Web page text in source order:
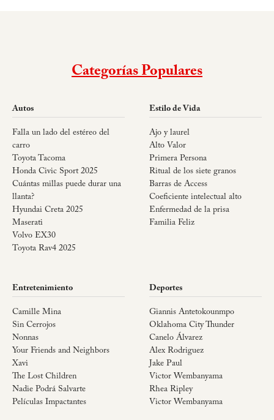
Categorías Populares
Autos
Falla un lado del estéreo del
carro
Toyota Tacoma
Honda Civic Sport 2025
Cuántas millas puede durar una
llanta?
Hyundai Creta 2025
Maserati
Volvo EX30
Toyota Rav4 2025
Estilo de Vida
Ajo y laurel
Alto Valor
Primera Persona
Ritual de los siete granos
Barras de Access
Coeficiente intelectual alto
Enfermedad de la prisa
Familia Feliz
Entretenimiento
Camille Mina
Sin Cerrojos
Nonnas
Your Friends and Neighbors
Xavi
The Lost Children
Nadie Podrá Salvarte
Películas Impactantes
Deportes
Giannis Antetokounmpo
Oklahoma City Thunder
Canelo Álvarez
Alex Rodriguez
Jake Paul
Victor Wembanyama
Rhea Ripley
Victor Wembanyama